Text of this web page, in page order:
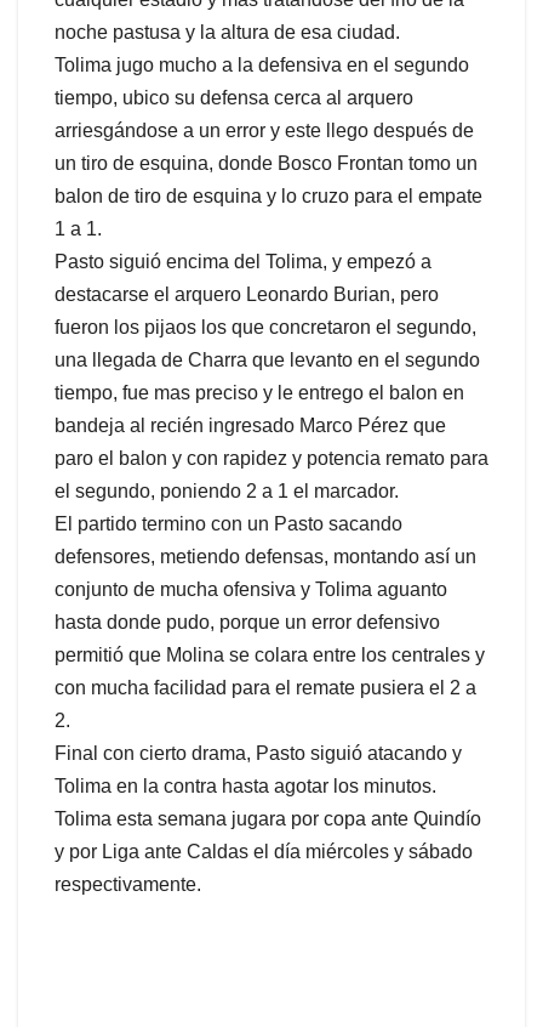
noche pastusa y la altura de esa ciudad.
Tolima jugo mucho a la defensiva en el segundo
tiempo, ubico su defensa cerca al arquero
arriesgándose a un error y este llego después de
un tiro de esquina, donde Bosco Frontan tomo un
balon de tiro de esquina y lo cruzo para el empate
1 a 1.
Pasto siguió encima del Tolima, y empezó a
destacarse el arquero Leonardo Burian, pero
fueron los pijaos los que concretaron el segundo,
una llegada de Charra que levanto en el segundo
tiempo, fue mas preciso y le entrego el balon en
bandeja al recién ingresado Marco Pérez que
paro el balon y con rapidez y potencia remato para
el segundo, poniendo 2 a 1 el marcador.
El partido termino con un Pasto sacando
defensores, metiendo defensas, montando así un
conjunto de mucha ofensiva y Tolima aguanto
hasta donde pudo, porque un error defensivo
permitió que Molina se colara entre los centrales y
con mucha facilidad para el remate pusiera el 2 a
2.
Final con cierto drama, Pasto siguió atacando y
Tolima en la contra hasta agotar los minutos.
Tolima esta semana jugara por copa ante Quindío
y por Liga ante Caldas el día miércoles y sábado
respectivamente.